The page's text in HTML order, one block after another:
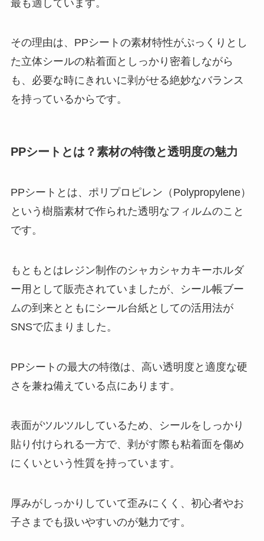
最も適しています。
その理由は、PPシートの素材特性がぷっくりとし
た立体シールの粘着面としっかり密着しながら
も、必要な時にきれいに剥がせる絶妙なバランス
を持っているからです。
PPシートとは？素材の特徴と透明度の魅力
PPシートとは、ポリプロピレン（Polypropylene）
という樹脂素材で作られた透明なフィルムのこと
です。
もともとはレジン制作のシャカシャカキーホルダ
ー用として販売されていましたが、シール帳ブー
ムの到来とともにシール台紙としての活用法が
SNSで広まりました。
PPシートの最大の特徴は、高い透明度と適度な硬
さを兼ね備えている点にあります。
表面がツルツルしているため、シールをしっかり
貼り付けられる一方で、剥がす際も粘着面を傷め
にくいという性質を持っています。
厚みがしっかりしていて歪みにくく、初心者やお
子さまでも扱いやすいのが魅力です。